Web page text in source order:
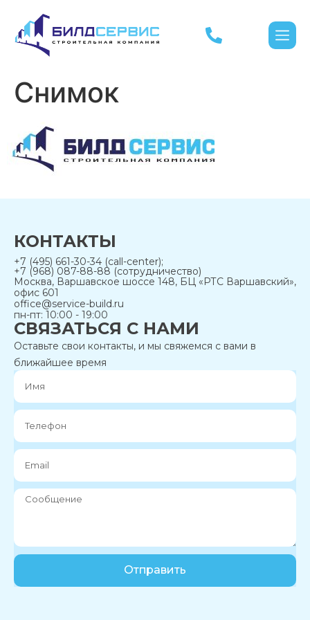
Снимок
КОНТАКТЫ
+7 (495) 661-30-34 (call-center);
+7 (968) 087-88-88 (сотрудничество)
Москва, Варшавское шоссе 148, БЦ «РТС Варшавский»,
офис 601
office@service-build.ru
пн-пт: 10:00 - 19:00
СВЯЗАТЬСЯ С НАМИ
Оставьте свои контакты, и мы свяжемся с вами в
ближайшее время
Отправить